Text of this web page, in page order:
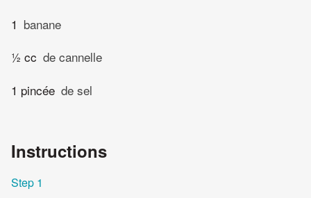
1 banane
½ cc de cannelle
1 pincée de sel
Instructions
Step 1